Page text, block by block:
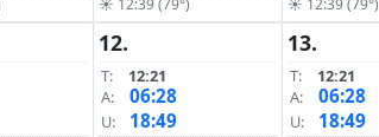
☀ 12:39 (79°) ☀ 12:39 (79°)
12.
T:
12:21
A:
06:28
U: 18:49
13.
T:
12:21
A:
06:28
U: 18:49